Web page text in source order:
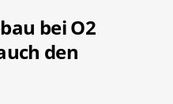
bei O2
den